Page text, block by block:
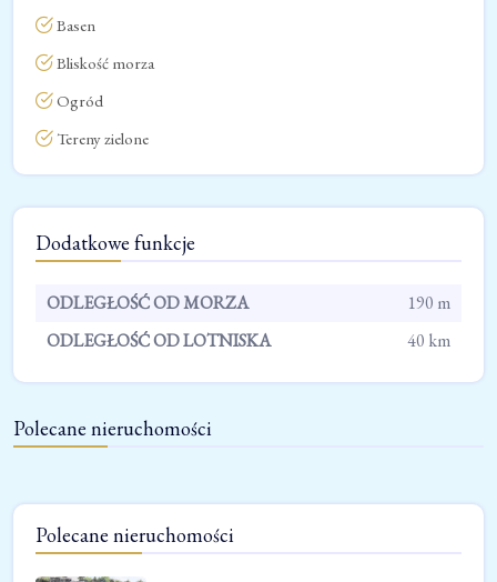
Basen
Bliskość morza
Ogród
Tereny zielone
Dodatkowe funkcje
ODLEGŁOŚĆ OD MORZA
190 m
ODLEGŁOŚĆ OD LOTNISKA
40 km
Polecane nieruchomości
Polecane nieruchomości